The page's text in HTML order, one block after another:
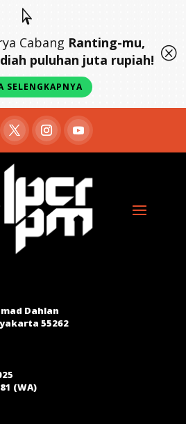

Cabang Ranting-mu,
puluhan juta rupiah!
SELENGKAPNYA
Q
Dahlan
55262
(WA)